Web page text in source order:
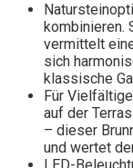
kombinieren.
vermittelt
sich
klassische
Für
auf der
– dieser
und wertet